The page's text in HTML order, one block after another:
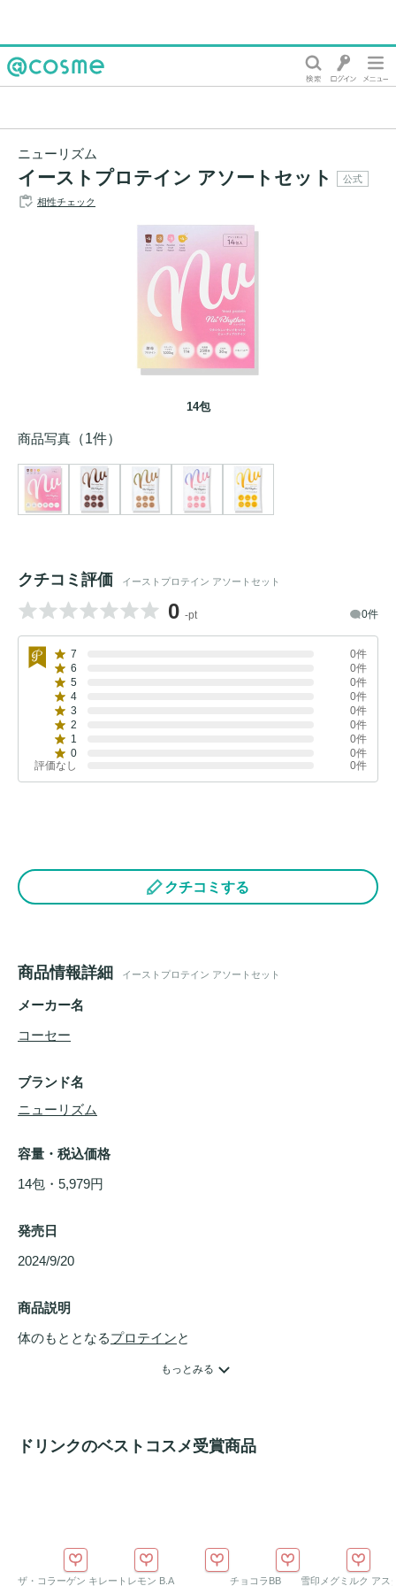
ニューリズム
イーストプロテイン アソートセット 公式
相性チェック
14包
商品写真 （1件）
クチコミ評価 イーストプロテイン アソートセット
0 -pt 0件
7
0件
6
0件
5
0件
4
0件
3
0件
2
0件
1
0件
0
0件
評価なし
0件
クチコミする
商品情報詳細 イーストプロテイン アソートセット
メーカー名
コーセー
ブランド名
ニューリズム
容量・税込価格
14包・5,979円
発売日
2024/9/20
商品説明
体のもととなるプロテインと
主原料として配合している「酵母プロテイン
もっとみる
ドリンクのベストコスメ受賞商品
ザ・コラーゲン キレートレモン B.A チョコラBB 雪印メグミルク アス